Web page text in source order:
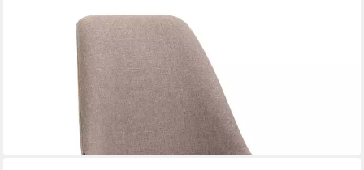
Barhocker Metz Massivholz 112x48x56 cm taupe (1 St),
Gepolsterter Tresenhocker mit Metall-Fußstütze für deine
UVP 233,95 €
lieferbar - in 3-4 Werktagen bei dir